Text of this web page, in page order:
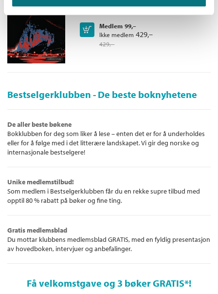
Innbundet
Medlem 99,–
Ikke medlem 429,–
429,–
Kjøp
Bestselgerklubben - De beste boknyhetene
De aller beste bøkene
Bokklubben for deg som liker å lese – enten det er for å underholdes
eller for å følge med i det litterære landskapet. Vi gir deg norske og
internasjonale bestselgere!
Unike medlemstilbud!
Som medlem i Bestselgerklubben får du en rekke supre tilbud med
opptil 80 % rabatt på bøker og fine ting.
Gratis medlemsblad
Du mottar klubbens medlemsblad GRATIS, med en fyldig presentasjon
av hovedboken, intervjuer og anbefalinger.
Få velkomstgave og 3 bøker GRATIS*!